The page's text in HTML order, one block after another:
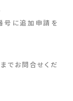
号に追加申請を
でお問合せくだ